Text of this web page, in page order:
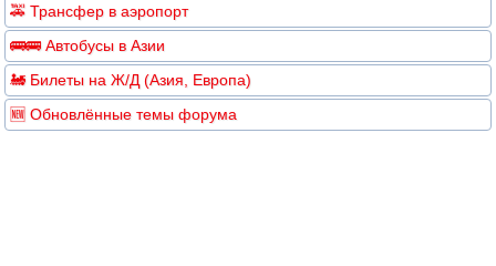
🚕 Трансфер в аэропорт
🚌🚌 Автобусы в Азии
🚂 Билеты на Ж/Д (Азия, Европа)
🆕 Обновлённые темы форума